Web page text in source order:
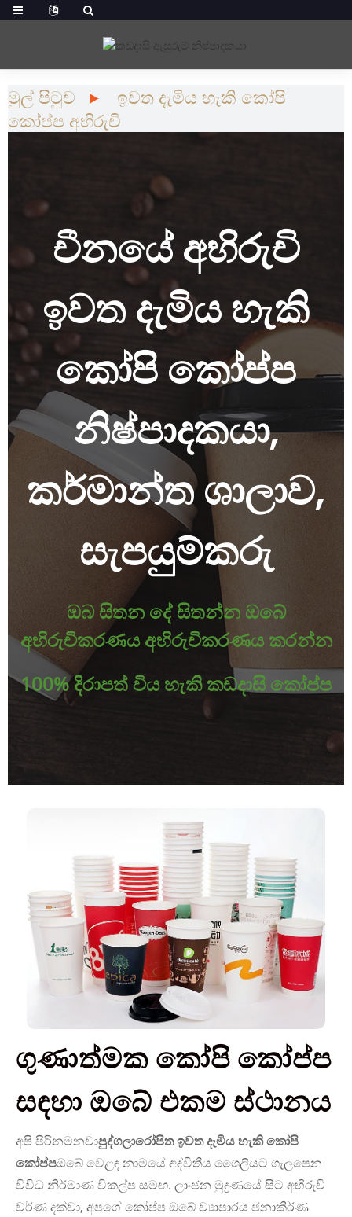
මුල් පිටුව
ඉවත දැමිය හැකි කෝපි
කෝප්ප අභිරුචි
චීනයේ අභිරුචි
ඉවත දැමිය හැකි
කෝපි කෝප්ප
නිෂ්පාදකයා,
කර්මාන්ත ශාලාව,
සැපයුම්කරු
ඔබ සිතන දේ සිතන්න ඔබේ
අභිරුචිකරණය අභිරුචිකරණය කරන්න
100% දිරාපත් විය හැකි කඩදාසි කෝප්ප
ගුණාත්මක කෝපි කෝප්ප
සඳහා ඔබේ එකම ස්ථානය
අපි පිරිනමනවාපුද්ගලාරෝපිත ඉවත දැමිය හැකි කෝපි
කෝප්පඔබේ වෙළඳ නාමයේ අද්විතීය ශෛලියට ගැලපෙන
විවිධ නිර්මාණ විකල්ප සමඟ. ලාංඡන මුද්‍රණයේ සිට අභිරුචි
වර්ණ දක්වා, අපගේ කෝප්ප ඔබේ ව්‍යාපාරය ජනාකීර්ණ